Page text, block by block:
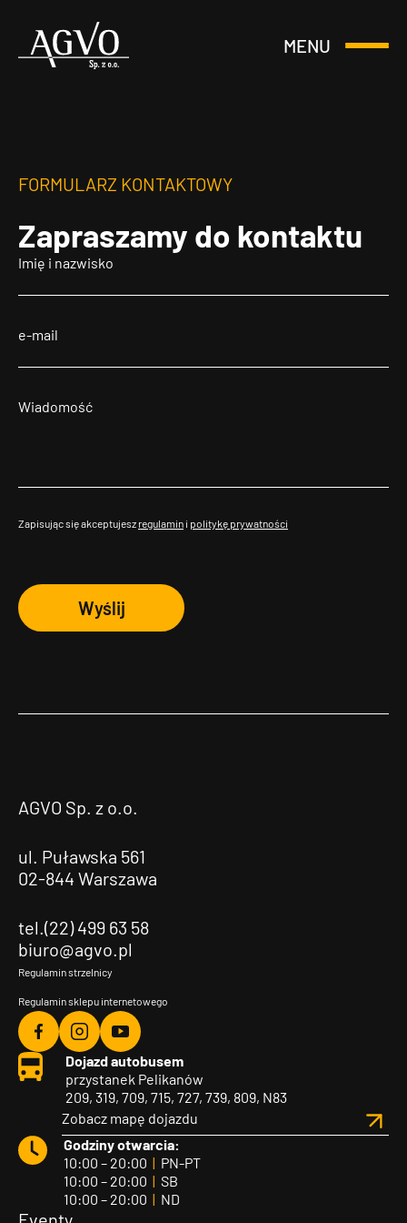
Header
MENU
Otwórz
FORMULARZ KONTAKTOWY
Zapraszamy do kontaktu
Zapisując się akceptujesz regulamin i politykę prywatności
Wyślij
AGVO Sp. z o.o.
ul. Puławska 561
02-844 Warszawa
tel.(22) 499 63 58
biuro@agvo.pl
Regulamin strzelnicy
Regulamin sklepu internetowego
Agvo
Facebook
Agvo
Instagram
Agvo
YouTube
Dojazd autobusem
przystanek Pelikanów
209, 319, 709, 715, 727, 739, 809, N83
Zobacz mapę dojazdu
Godziny otwarcia:
10:00 – 20:00 | PN-PT
10:00 – 20:00 | SB
10:00 – 20:00 | ND